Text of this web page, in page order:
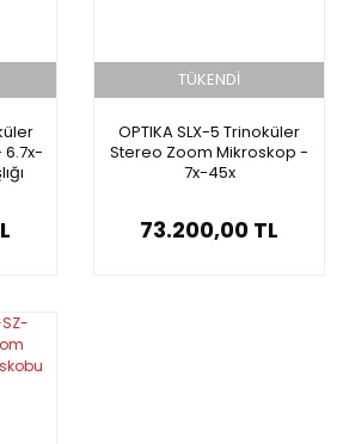
6.7x-
TÜKENDİ
OPTIKA SLX-5 Trinoküler
Stereo Zoom Mikroskop -
7x-45x
73.200,00 TL